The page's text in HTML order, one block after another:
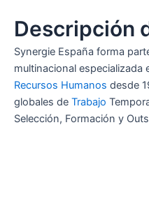
Descripción
Synergie España forma
multinacional especializada
Recursos Humanos desde
globales de Trabajo
Selección, Formación y